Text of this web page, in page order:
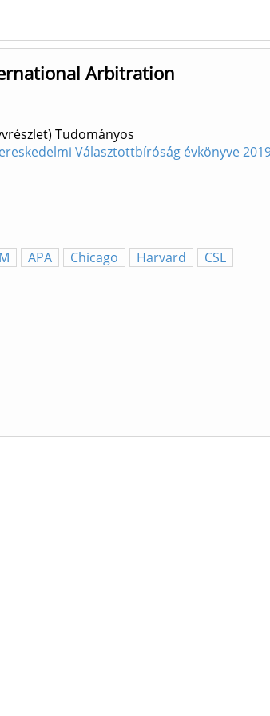
Arbitration
Tudományos
Választottbíróság évkönyve
APA Chicago Harvard CSL